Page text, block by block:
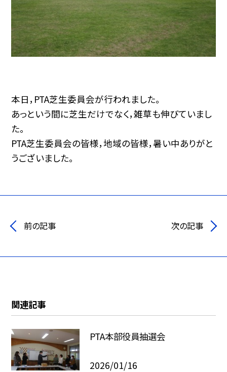
本日，PTA芝生委員会が行われました。
あっという間に芝生だけでなく，雑草も伸びていまし
た。
PTA芝生委員会の皆様，地域の皆様，暑い中ありがと
うございました。
前の記事 次の記事
関連記事
PTA本部役員抽選会
2026/01/16